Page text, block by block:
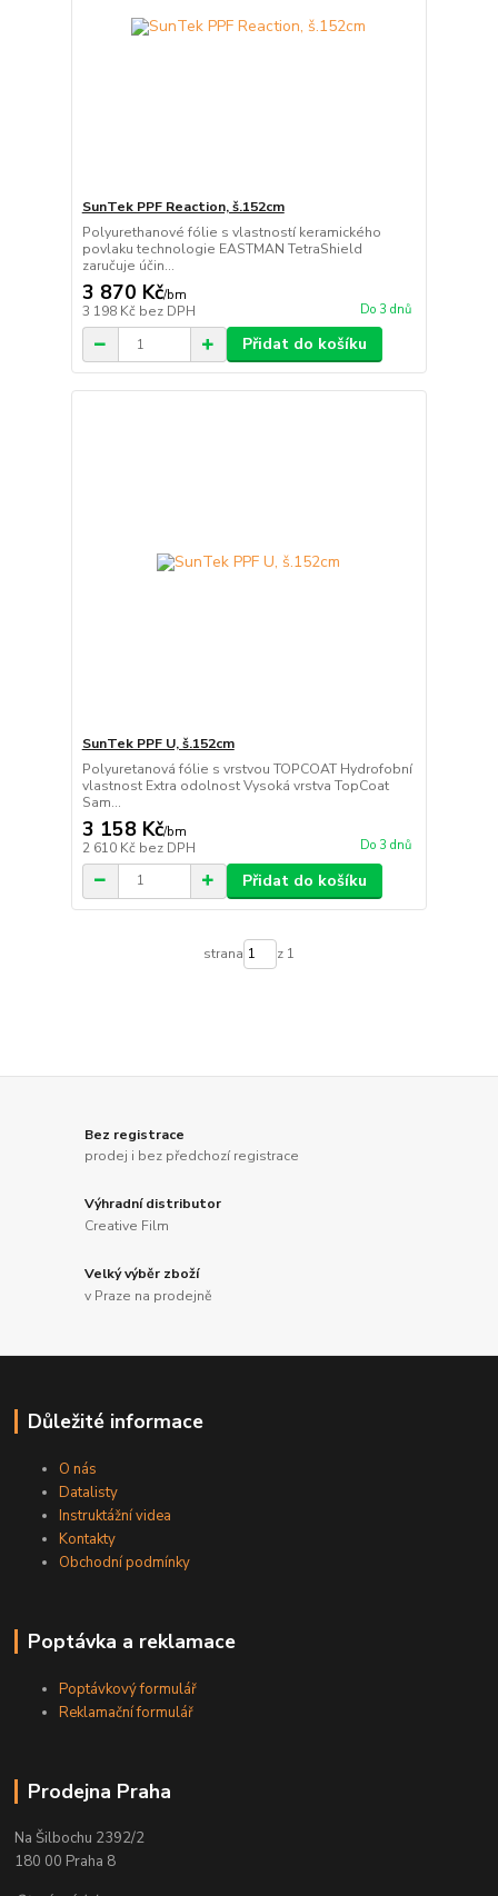
SunTek PPF Reaction, š.152cm
Polyurethanové fólie s vlastností keramického
povlaku technologie EASTMAN TetraShield
zaručuje účin...
3 870 Kč/bm
3 198 Kč bez DPH Do 3 dnů
Přidat do košíku
SunTek PPF U, š.152cm
Polyuretanová fólie s vrstvou TOPCOAT Hydrofobní
vlastnost Extra odolnost Vysoká vrstva TopCoat
Sam...
3 158 Kč/bm
2 610 Kč bez DPH Do 3 dnů
Přidat do košíku
strana z 1
Bez registrace
prodej i bez předchozí registrace
Výhradní distributor
Creative Film
Velký výběr zboží
v Praze na prodejně
Důležité informace
O nás
Datalisty
Instruktážní videa
Kontakty
Obchodní podmínky
Poptávka a reklamace
Poptávkový formulář
Reklamační formulář
Prodejna Praha
Na Šilbochu 2392/2
180 00 Praha 8